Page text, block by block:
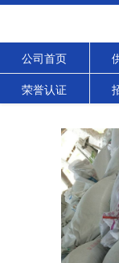
公司首页
荣誉认证